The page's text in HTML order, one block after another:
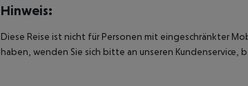
Hinweis:
Diese Reise ist nicht für Personen mit eingeschränkter
haben, wenden Sie sich bitte an unseren Kundenservice,